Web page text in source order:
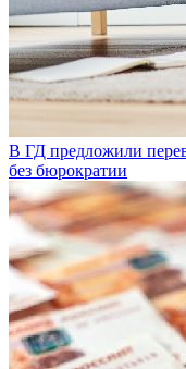
В ГД предложили
без бюрократии